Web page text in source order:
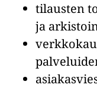
tilausten
ja